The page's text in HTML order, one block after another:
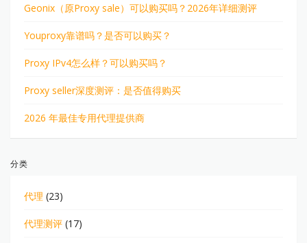
Geonix（原Proxy sale）可以购买吗？2026年详细测评
Youproxy靠谱吗？是否可以购买？
Proxy IPv4怎么样？可以购买吗？
Proxy seller深度测评：是否值得购买
2026 年最佳专用代理提供商
分类
代理 (23)
代理测评 (17)